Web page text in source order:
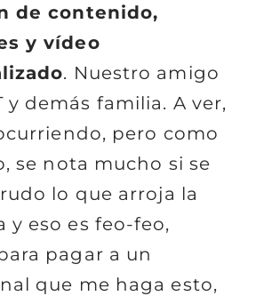
de contenido,
y vídeo
. Nuestro amigo
y demás familia. A ver,
pero como
se nota mucho si se
lo que arroja la
y eso es feo-feo,
pagar a un
que me haga esto,